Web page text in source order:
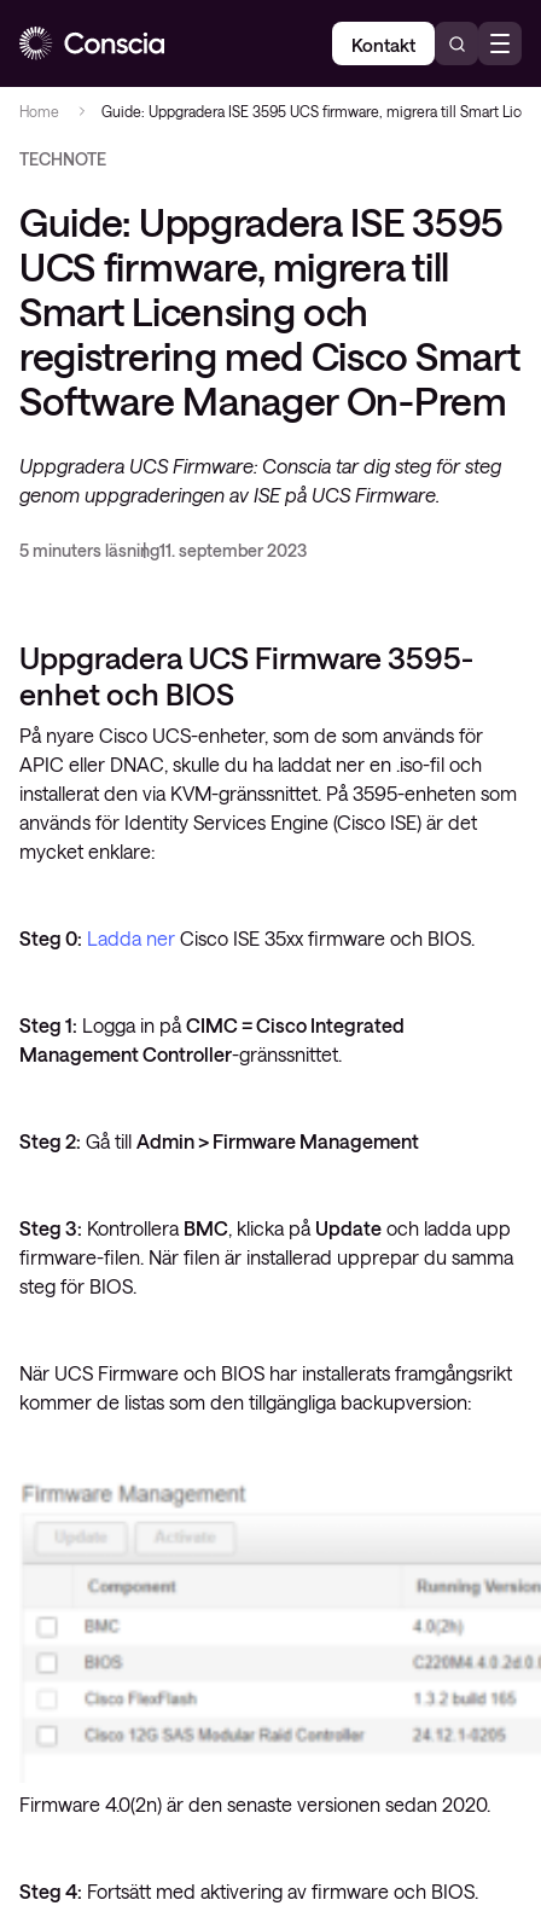
Kontakt
Home Guide: Uppgradera ISE 3595 UCS firmware, migrera till Smart
TECHNOTE
Guide: Uppgradera ISE 3595
UCS firmware, migrera till
Smart Licensing och
registrering med Cisco Smart
Software Manager On-Prem
Uppgradera UCS Firmware: Conscia tar dig steg för steg
genom uppgraderingen av ISE på UCS Firmware.
5 minuters läsning11. september 2023
Uppgradera UCS Firmware 3595-
enhet och BIOS
På nyare Cisco UCS-enheter, som de som används för
APIC eller DNAC, skulle du ha laddat ner en .iso-fil och
installerat den via KVM-gränssnittet. På 3595-enheten som
används för Identity Services Engine (Cisco ISE) är det
mycket enklare:
Steg 0: Ladda ner Cisco ISE 35xx firmware och BIOS.
Steg 1: Logga in på CIMC = Cisco Integrated
Management Controller-gränssnittet.
Steg 2: Gå till Admin > Firmware Management
Steg 3: Kontrollera BMC, klicka på Update och ladda upp
firmware-filen. När filen är installerad upprepar du samma
steg för BIOS.
När UCS Firmware och BIOS har installerats framgångsrikt
kommer de listas som den tillgängliga backupversion:
Firmware 4.0(2n) är den senaste versionen sedan 2020.
Steg 4: Fortsätt med aktivering av firmware och BIOS.